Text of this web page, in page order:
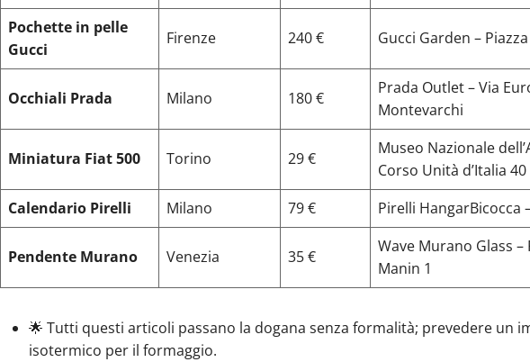
Pochette in pelle
Gucci
Firenze 240 € Gucci Garden –
Occhiali Prada Milano 180 €
Prada Outlet – Via
Montevarchi
Miniatura Fiat 500 Torino 29 €
Museo Nazionale
Corso Unità d’Italia 40
Calendario Pirelli
Milano 79 € Pirelli HangarBicocca
Pendente Murano Venezia 35 €
Wave Murano Glass
Manin 1
🌟 Tutti questi articoli passano la dogana senza formalità; prevedere un
isotermico per il formaggio.